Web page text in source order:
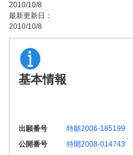
2010/10/8
最新更新日：
2010/10/8
基本情報
出願番号
特願2006-185199
公開番号
特開2008-014743